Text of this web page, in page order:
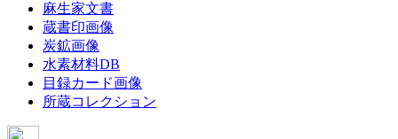
麻生家文書
蔵書印画像
炭鉱画像
水素材料DB
目録カード画像
所蔵コレクション